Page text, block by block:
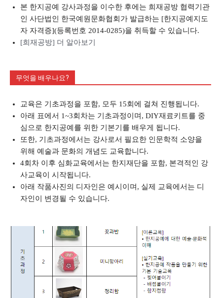
본 한지공예 강사과정을 이수한 후에는 희재공방 협력기관
인 사단법인 한국예원문화협회가 발급하는 [한지공예지도
자 자격증](등록번호 2014-0285)을 취득할 수 있습니다.
[희재공방] 더 알아보기
무엇을 배우나요?
교육은 기초과정을 포함, 모두 15회에 걸쳐 진행됩니다.
아래 표에서 1~3회차는 기초과정이며, DIY재료키트를 중
심으로 한지공예를 위한 기본기를 배우게 됩니다.
또한, 기초과정에서는 강사로서 필요한 인문학적 소양을
위해 예술과 문화의 개념도 교육합니다.
4회차 이후 심화교육에서는 한지재단을 포함, 본격적인 강
사교육이 시작됩니다.
아래 작품사진의 디자인은 예시이며, 실제 교육에서는 디
자인이 변경될 수 있습니다.